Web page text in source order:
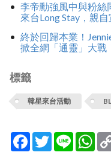
李帝勳強風中與粉絲
來台Long Stay，親
終於回歸本業！
掀全網「通靈」大戰
標籤
韓星來台活動
Facebook
TwitterLine